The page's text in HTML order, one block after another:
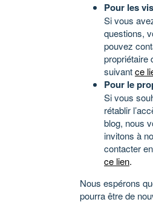
Pour les
Si vous
questions,
pouvez
propriétaire
suivantce
Pour le
Si vous
rétablir
blog, nous
invitons à
contacter
ce lien.
Nous espérons
pourra être de